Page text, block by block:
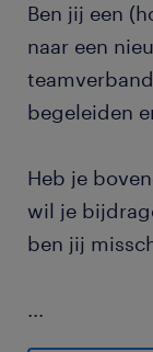
Ben jij een
naar een
begeleiden
Heb je
wil je
ben jij
...